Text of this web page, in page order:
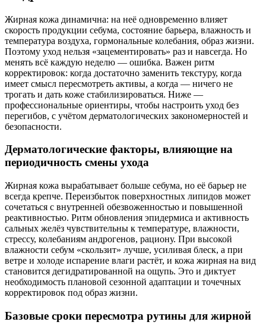
Жирная кожа динамична: на неё одновременно влияет
скорость продукции себума, состояние барьера, влажность и
температура воздуха, гормональные колебания, образ жизни.
Поэтому уход нельзя «зацементировать» раз и навсегда. Но
менять всё каждую неделю — ошибка. Важен ритм
корректировок: когда достаточно заменить текстуру, когда
имеет смысл пересмотреть активы, а когда — ничего не
трогать и дать коже стабилизироваться. Ниже —
профессиональные ориентиры, чтобы настроить уход без
перегибов, с учётом дерматологических закономерностей и
безопасности.
Дерматологические факторы, влияющие на
периодичность смены ухода
Жирная кожа вырабатывает больше себума, но её барьер не
всегда крепче. Переизбыток поверхностных липидов может
сочетаться с внутренней обезвоженностью и повышенной
реактивностью. Ритм обновления эпидермиса и активность
сальных желёз чувствительны к температуре, влажности,
стрессу, колебаниям андрогенов, рациону. При высокой
влажности себум «скользит» лучше, усиливая блеск, а при
ветре и холоде испарение влаги растёт, и кожа жирная на вид
становится дегидратированной на ощупь. Это и диктует
необходимость плановой сезонной адаптации и точечных
корректировок под образ жизни.
Базовые сроки пересмотра рутины для жирной